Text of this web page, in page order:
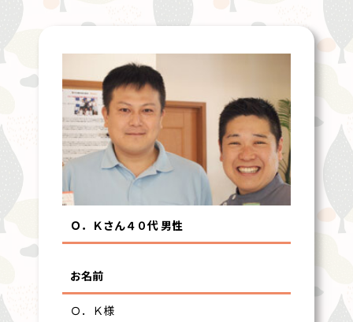
Ｏ．Ｋさん４０代 男性
お名前
Ｏ．Ｋ様